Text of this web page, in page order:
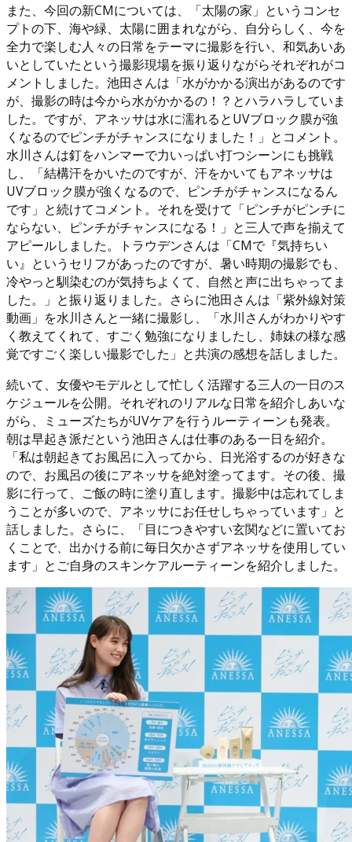
また、今回の新CMについては、「太陽の家」というコンセ
プトの下、海や緑、太陽に囲まれながら、自分らしく、今を
全力で楽しむ人々の日常をテーマに撮影を行い、和気あいあ
いとしていたという撮影現場を振り返りながらそれぞれがコ
メントしました。池田さんは「水がかかる演出があるのです
が、撮影の時は今から水がかかるの！？とハラハラしていま
した。ですが、アネッサは水に濡れるとUVブロック膜が強
くなるのでピンチがチャンスになりました！」とコメント。
水川さんは釘をハンマーで力いっぱい打つシーンにも挑戦
し、「結構汗をかいたのですが、汗をかいてもアネッサは
UVブロック膜が強くなるので、ピンチがチャンスになるん
です」と続けてコメント。それを受けて「ピンチがピンチに
ならない、ピンチがチャンスになる！」と三人で声を揃えて
アピールしました。トラウデンさんは「CMで『気持ちい
い』というセリフがあったのですが、暑い時期の撮影でも、
冷やっと馴染むのが気持ちよくて、自然と声に出ちゃってま
した。」と振り返りました。さらに池田さんは「紫外線対策
動画」を水川さんと一緒に撮影し、「水川さんがわかりやす
く教えてくれて、すごく勉強になりましたし、姉妹の様な感
覚ですごく楽しい撮影でした」と共演の感想を話しました。
続いて、女優やモデルとして忙しく活躍する三人の一日のス
ケジュールを公開。それぞれのリアルな日常を紹介しあいな
がら、ミューズたちがUVケアを行うルーティーンも発表。
朝は早起き派だという池田さんは仕事のある一日を紹介。
「私は朝起きてお風呂に入ってから、日光浴するのが好きな
ので、お風呂の後にアネッサを絶対塗ってます。その後、撮
影に行って、ご飯の時に塗り直します。撮影中は忘れてしま
うことが多いので、アネッサにお任せしちゃっています」と
話しました。さらに、「目につきやすい玄関などに置いてお
くことで、出かける前に毎日欠かさずアネッサを使用してい
ます」とご自身のスキンケアルーティーンを紹介しました。